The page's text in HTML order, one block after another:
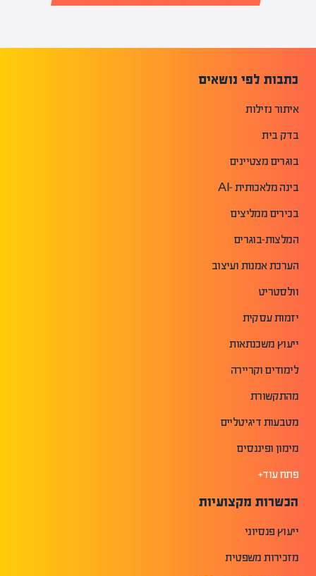
כתבות לפי נושאים
איתור נזילות
בדק בית
בוגרים מצטיינים
בינה מלאכותית -AI
בכירים ממליצים
המלצות-בוגרים
הערכת אמנות ועיצוב
וולסטריט
יזמות עסקית
ייעוץ משכנתאות
לימודים וקריירה
מהתקשורת
מטבעות דיגיטליים
מימון ופיננסים
פתח עוד+
הכשרות מקצועיות
ייעוץ פנסיוני
מזכירות משפטית